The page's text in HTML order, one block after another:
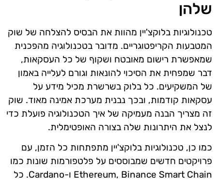
שלהן
טכנולוגיות בלוקצ'יין מהוות את הבסיס להצלחה של שוק
המטבעות הקריפטוגריים. מדובר בטכנולוגיה מהפכנית
שמאפשרת רישום מאובטח ושקוף של כל העסקאות,
דבר שמפחית את הסיכוי להונאות וגורם לעלייה באמון
של המשקיעים. כל בלוק בשרשרת מכיל מידע על
עסקאות קודמות, ובכך נבנית מערכת אמינה מאוד. שוק
זה מצריך הבנה מעמיקה של איך הטכנולוגיה פועלת כדי
לנצל את היתרונות שלה בצורה האופטימלית.
כמו כן, טכנולוגיות בלוקצ'יין מתפתחות כל הזמן, עם
פרויקטים חדשים שמבוססים על פלטפורמות שונות כמו
Ethereum, Binance Smart Chain ו-Cardano. כל